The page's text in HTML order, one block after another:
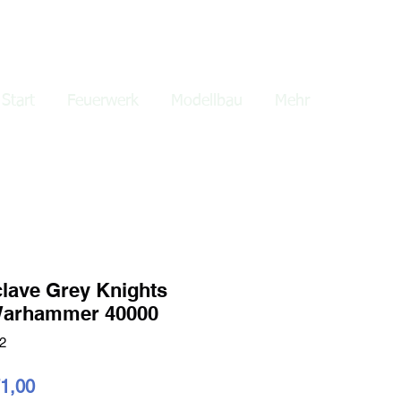
Grey Knights
40000
Sale-